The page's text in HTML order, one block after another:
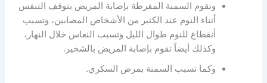
وتقوم السمنة المفرطة بإصابة المريض بتوقف التنفس
أثناء النوم عند الكثير من الأشخاص المصابين، وتسبب
أنقطاع للنوم طوال الليل وتسبب النعاس خلال النهار،
وكذلك أيضاً تقوم بإصابة المريض بالشخير.
وكما تسبب السمنة بمرض السكري.